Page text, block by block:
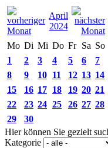
April
2024
Mo Di Mi Do Fr Sa So
1
2 3 4 5 6
7
8
9 10 11 12 13 14
15
16 17 18 19 20 21
22
23 24 25 26 27 28
29
30
Hier können Sie gezielt
Kategorie